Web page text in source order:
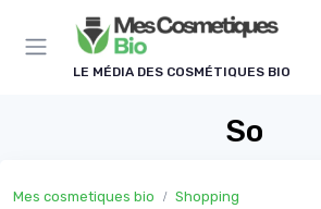
LE MÉDIA DES COSMÉTIQUES BIO
So
Mes cosmetiques bio Shopping
Panneau de gestion des cookies